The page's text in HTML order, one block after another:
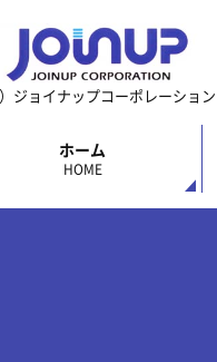
）ジョイナップコーポレーション
ホーム
HOME